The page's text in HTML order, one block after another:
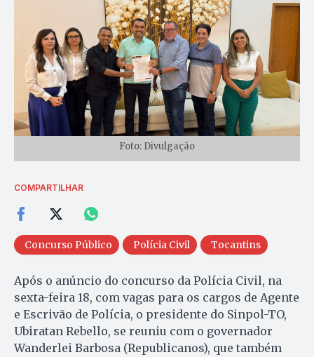
Foto: Divulgação
COMPARTILHAR
Concurso Público Polícia Civil Tocantins
Após o anúncio do concurso da Polícia Civil, na
sexta-feira 18, com vagas para os cargos de Agente
e Escrivão de Polícia, o presidente do Sinpol-TO,
Ubiratan Rebello, se reuniu com o governador
Wanderlei Barbosa (Republicanos), que também